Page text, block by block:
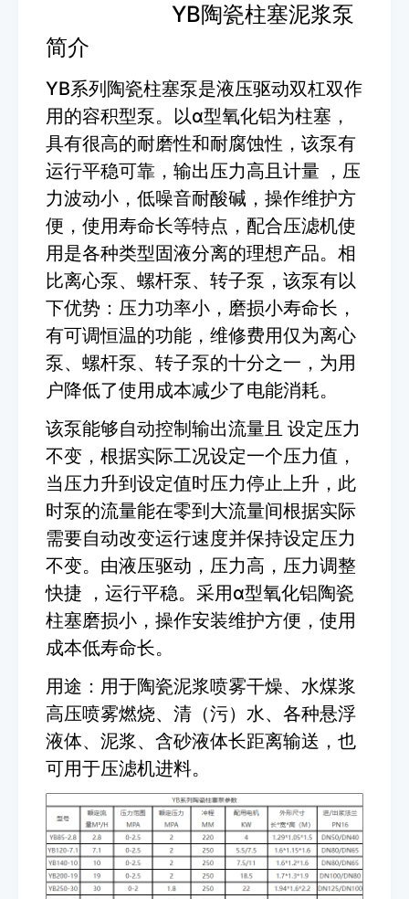
YB陶瓷柱塞泥浆泵
简介
YB系列陶瓷柱塞泵是液压驱动双杠双作
用的容积型泵。以α型氧化铝为柱塞，
具有很高的耐磨性和耐腐蚀性，该泵有
运行平稳可靠，输出压力高且计量 ，压
力波动小，低噪音耐酸碱，操作维护方
便，使用寿命长等特点，配合压滤机使
用是各种类型固液分离的理想产品。相
比离心泵、螺杆泵、转子泵，该泵有以
下优势：压力功率小，磨损小寿命长，
有可调恒温的功能，维修费用仅为离心
泵、螺杆泵、转子泵的十分之一，为用
户降低了使用成本减少了电能消耗。
该泵能够自动控制输出流量且 设定压力
不变，根据实际工况设定一个压力值，
当压力升到设定值时压力停止上升，此
时泵的流量能在零到大流量间根据实际
需要自动改变运行速度并保持设定压力
不变。由液压驱动，压力高，压力调整
快捷 ，运行平稳。采用α型氧化铝陶瓷
柱塞磨损小，操作安装维护方便，使用
成本低寿命长。
用途：用于陶瓷泥浆喷雾干燥、水煤浆
高压喷雾燃烧、清（污）水、各种悬浮
液体、泥浆、含砂液体长距离输送，也
可用于压滤机进料。